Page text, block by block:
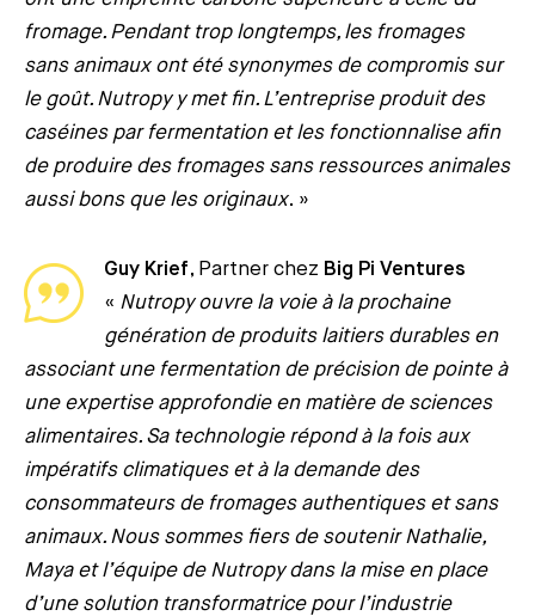
fromage. Pendant trop longtemps, les fromages
sans animaux ont été synonymes de compromis sur
le goût. Nutropy y met fin. L’entreprise produit des
caséines par fermentation et les fonctionnalise afin
de produire des fromages sans ressources animales
aussi bons que les originaux. »
Guy Krief, Partner chez Big Pi Ventures
« Nutropy ouvre la voie à la prochaine
génération de produits laitiers durables en
associant une fermentation de précision de pointe à
une expertise approfondie en matière de sciences
alimentaires. Sa technologie répond à la fois aux
impératifs climatiques et à la demande des
consommateurs de fromages authentiques et sans
animaux. Nous sommes fiers de soutenir Nathalie,
Maya et l’équipe de Nutropy dans la mise en place
d’une solution transformatrice pour l’industrie